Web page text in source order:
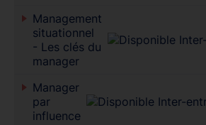
Management
situationnel
- Les clés du
manager
Manager
par
influence